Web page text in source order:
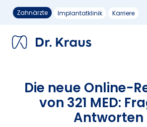
Zahnärzte Implantatklinik Karriere
Die neue Online-
von 321 MED:
Antworten